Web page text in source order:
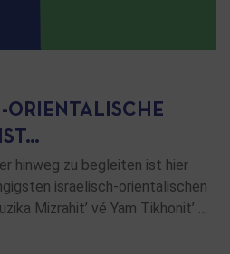
ORIENTALISCHE
hinweg zu begleiten ist hier
israelisch-orientalischen
Mizrahit’ vé Yam Tikhonit’ …